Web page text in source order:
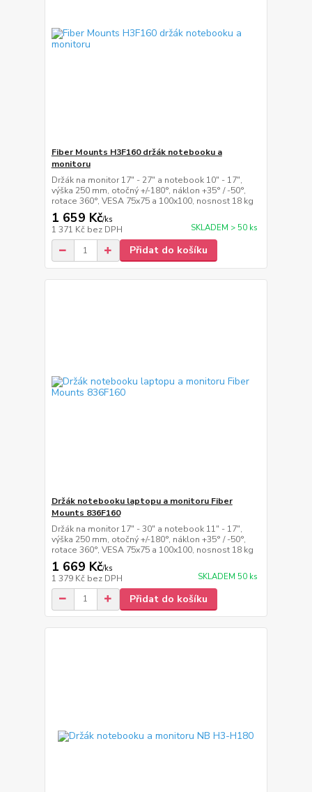
Fiber Mounts H3F160 držák notebooku a
monitoru
Držák na monitor 17" - 27" a notebook 10" - 17",
výška 250 mm, otočný +/-180°, náklon +35° / -50°,
rotace 360°, VESA 75x75 a 100x100, nosnost 18 kg
1 659 Kč/ks
1 371 Kč bez DPH SKLADEM > 50 ks
Přidat do košíku
Držák notebooku laptopu a monitoru Fiber
Mounts 836F160
Držák na monitor 17" - 30" a notebook 11" - 17",
výška 250 mm, otočný +/-180°, náklon +35° / -50°,
rotace 360°, VESA 75x75 a 100x100, nosnost 18 kg
1 669 Kč/ks
1 379 Kč bez DPH SKLADEM 50 ks
Přidat do košíku